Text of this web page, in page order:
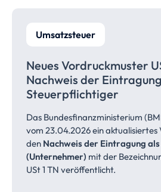
Umsatzsteuer
Neues Vordruckmuster
Nachweis der
Steuerpflichtiger
Das Bundesfinanzministerium
vom 23.04.2026 ein
den Nachweis der Eintragung
(Unternehmer) mit der
USt 1 TN veröffentlicht.